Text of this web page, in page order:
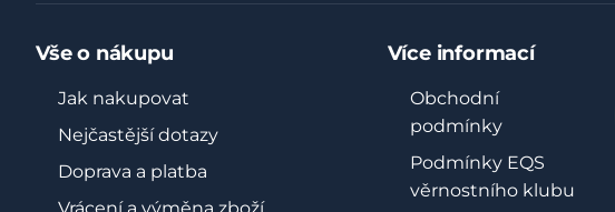
Vše o nákupu
Jak nakupovat
Nejčastější dotazy
Doprava a platba
Více informací
Obchodní
podmínky
Podmínky EQS
věrnostního klubu